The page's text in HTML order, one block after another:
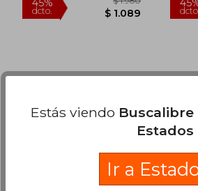
Estás viendo
Ir a